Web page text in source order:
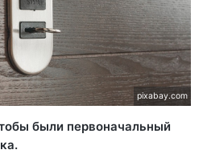
pixabay.com
были первоначальный